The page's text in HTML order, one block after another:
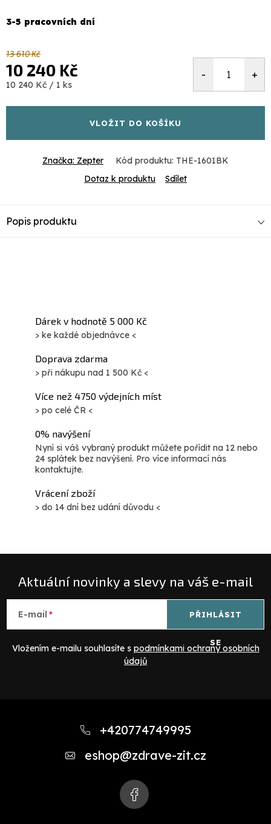
3-5 pracovních dní
13 610 Kč
10 240 Kč
Měrná
10 240 Kč / 1 ks
VLOŽIT DO KOŠÍKU
Značka: Zepter Kód produktu: THE-1601BK
Dotaz k produktu
Sdílet
Popis produktu
Dárek v hodnotě 5 000 Kč
> ke každé objednávce <
Doprava zdarma
> při nákupu nad 1 500 Kč <
Více než 4750 výdejních míst
> po celé ČR <
0% navýšení
Nyní si váš vybraný produkt můžete pořídit na 12 nebo
24 splátek bez navýšení. Pro více informací nás
kontaktujte.
Vrácení zboží
> do 14 dní bez udání důvodu <
Aktuální novinky a slevy na váš e-mail
E-mail
Vložením e-mailu souhlasíte s podmínkami ochrany osobních
údajů
PŘIHLÁSIT
SE
+420774749995
eshop@zdrave-zit.cz